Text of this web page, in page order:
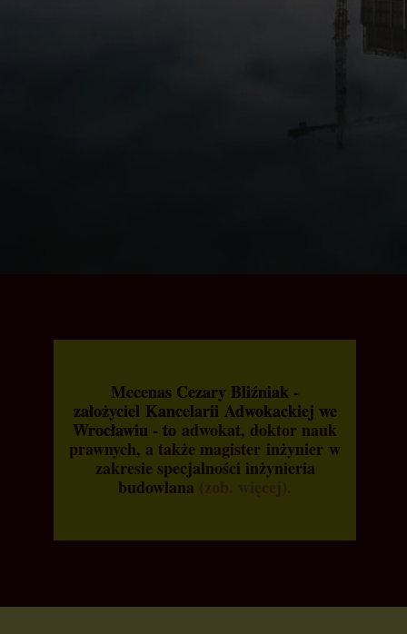
Mecenas Cezary Bliźniak -
założyciel Kancelarii Adwokackiej we
Wrocławiu - to adwokat, doktor nauk
prawnych, a także magister inżynier w
zakresie specjalności inżynieria
budowlana